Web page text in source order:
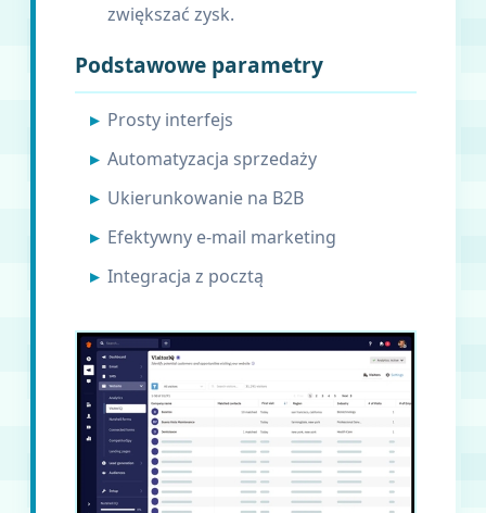
zwiększać zysk.
Podstawowe parametry
Prosty interfejs
Automatyzacja sprzedaży
Ukierunkowanie na B2B
Efektywny e-mail marketing
Integracja z pocztą